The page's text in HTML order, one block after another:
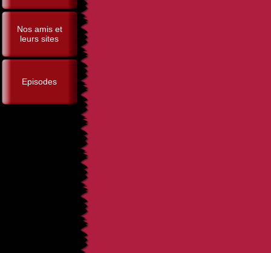
Nos amis et
leurs sites
Episodes